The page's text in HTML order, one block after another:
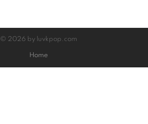
© 2026 by luvkpop.com
Home